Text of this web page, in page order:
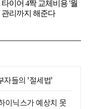
자들의 '절세법'
이닉스가 예상치 못